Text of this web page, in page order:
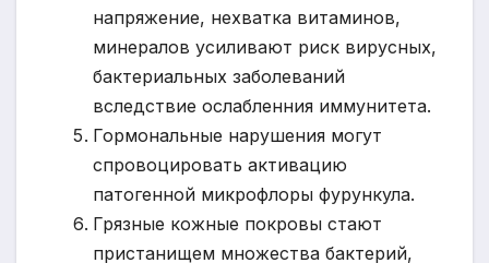
напряжение, нехватка витаминов,
минералов усиливают риск вирусных,
бактериальных заболеваний
вследствие ослабленния иммунитета.
Гормональные нарушения могут
спровоцировать активацию
патогенной микрофлоры фурункула.
Грязные кожные покровы стают
пристанищем множества бактерий,